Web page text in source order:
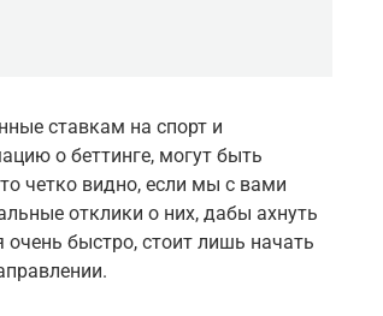
ставкам на спорт и
о беттинге, могут быть
четко видно, если мы с вами
отклики о них, дабы ахнуть
быстро, стоит лишь начать